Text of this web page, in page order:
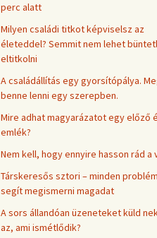
perc alatt
Milyen családi titkot képviselsz az
életeddel? Semmit nem lehet
eltitkolni
A családállítás egy gyorsítópálya.
benne lenni egy szerepben.
Mire adhat magyarázatot egy előző
emlék?
Nem kell, hogy ennyire hasson rád a
Társkeresős sztori – minden
segít megismerni magadat
A sors állandóan üzeneteket küld
az, ami ismétlődik?